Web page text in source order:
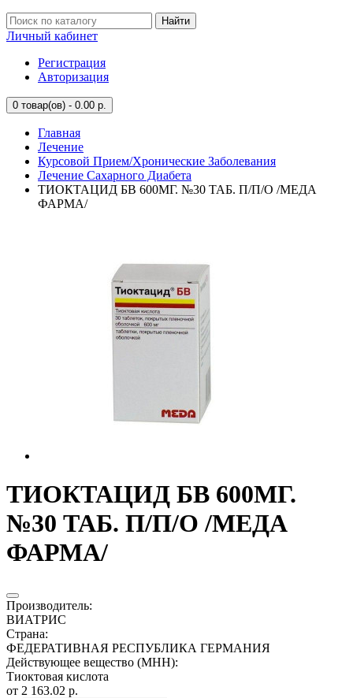
Найти
Личный кабинет
Регистрация
Авторизация
0 товар(ов) - 0.00 р.
Главная
Лечение
Курсовой Прием/Хронические Заболевания
Лечение Сахарного Диабета
ТИОКТАЦИД БВ 600МГ. №30 ТАБ. П/П/О /МЕДА
ФАРМА/
ТИОКТАЦИД БВ 600МГ.
№30 ТАБ. П/П/О /МЕДА
ФАРМА/
Производитель:
ВИАТРИС
Страна:
ФЕДЕРАТИВНАЯ РЕСПУБЛИКА ГЕРМАНИЯ
Действующее вещество (МНН):
Тиоктовая кислота
от 2 163.02 р.